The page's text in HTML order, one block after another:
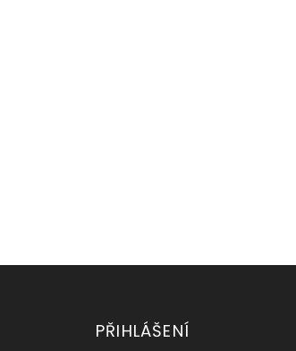
PŘIHLÁŠENÍ